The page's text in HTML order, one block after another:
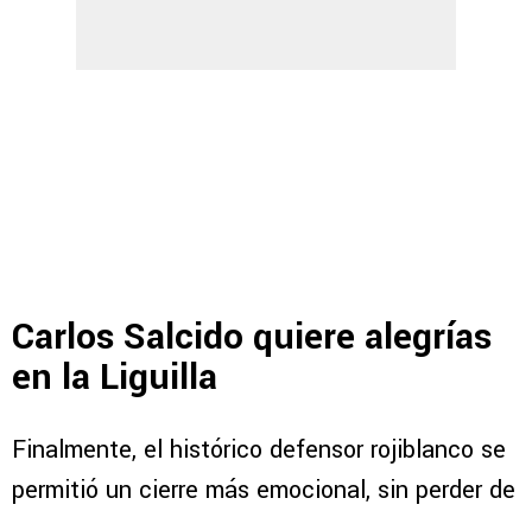
Carlos Salcido quiere alegrías
en la Liguilla
Finalmente, el histórico defensor rojiblanco se
permitió un cierre más emocional, sin perder de